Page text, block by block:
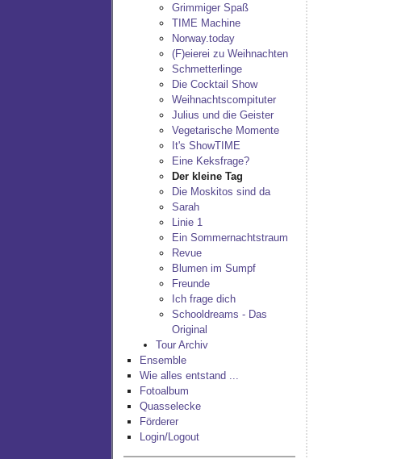
Grimmiger Spaß
TIME Machine
Norway.today
(F)eierei zu Weihnachten
Schmetterlinge
Die Cocktail Show
Weihnachtscompituter
Julius und die Geister
Vegetarische Momente
It's ShowTIME
Eine Keksfrage?
Der kleine Tag
Die Moskitos sind da
Sarah
Linie 1
Ein Sommernachtstraum
Revue
Blumen im Sumpf
Freunde
Ich frage dich
Schooldreams - Das
Original
Tour Archiv
Ensemble
Wie alles entstand ...
Fotoalbum
Quasselecke
Förderer
Login/Logout